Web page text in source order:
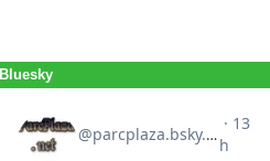
Bluesky